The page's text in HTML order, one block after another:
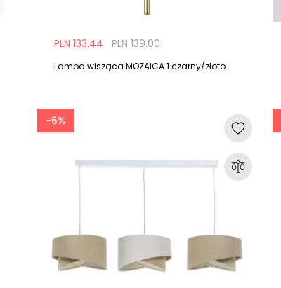
PLN 139.00
PLN 133.44
Lampa wisząca MOZAICA 1 czarny/złoto
-6%